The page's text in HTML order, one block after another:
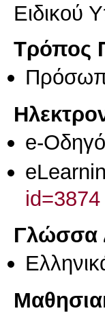
Ειδικού
Τρόπος
e-
id=3874
Γλώσσα